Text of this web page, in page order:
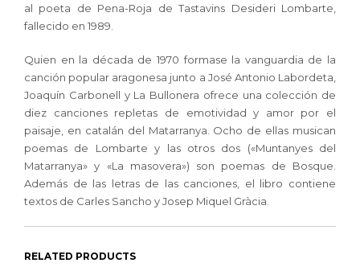
al poeta de Pena-Roja de Tastavins Desideri Lombarte,
fallecido en 1989.
Quien en la década de 1970 formase la vanguardia de la
canción popular aragonesa junto a José Antonio Labordeta,
Joaquín Carbonell y La Bullonera ofrece una colección de
diez canciones repletas de emotividad y amor por el
paisaje, en catalán del Matarranya. Ocho de ellas musican
poemas de Lombarte y las otros dos («Muntanyes del
Matarranya» y «La masovera») son poemas de Bosque.
Además de las letras de las canciones, el libro contiene
textos de Carles Sancho y Josep Miquel Gràcia.
RELATED PRODUCTS